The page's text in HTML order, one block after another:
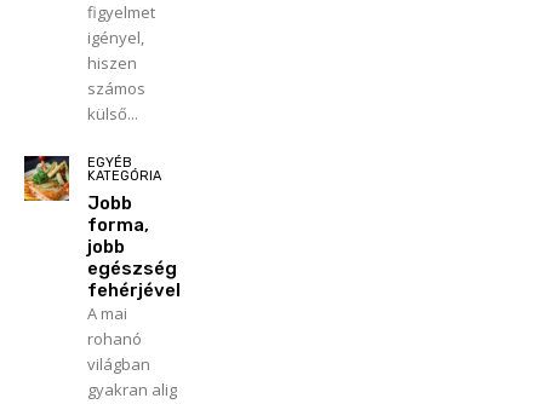
figyelmet
igényel,
hiszen
számos
külső...
EGYÉB
KATEGÓRIA
Jobb
forma,
jobb
egészség
fehérjével
A mai
rohanó
világban
gyakran alig